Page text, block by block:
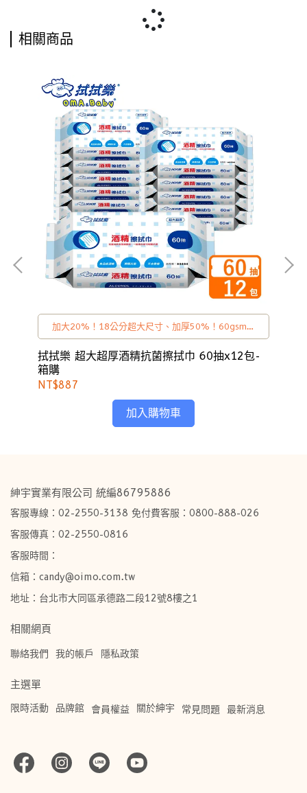
相關商品
加大20%！18公分超大尺寸、加厚50%！60gsm超
厚手感
拭拭樂 超大超厚酒精抗菌擦拭巾 60抽x12包-
箱購
NT$887
加入購物車
紳宇實業有限公司 統編86795886
客服專線：02-2550-3138 免付費客服：0800-888-026
客服傳真：02-2550-0816
客服時間：
信箱：candy@oimo.com.tw​
地址：台北市大同區承德路二段12號8樓之1
相關網頁
聯絡我們
我的帳戶 隱私政策
主選單
限時活動
品牌館 會員權益 關於紳宇 常見問題 最新消息